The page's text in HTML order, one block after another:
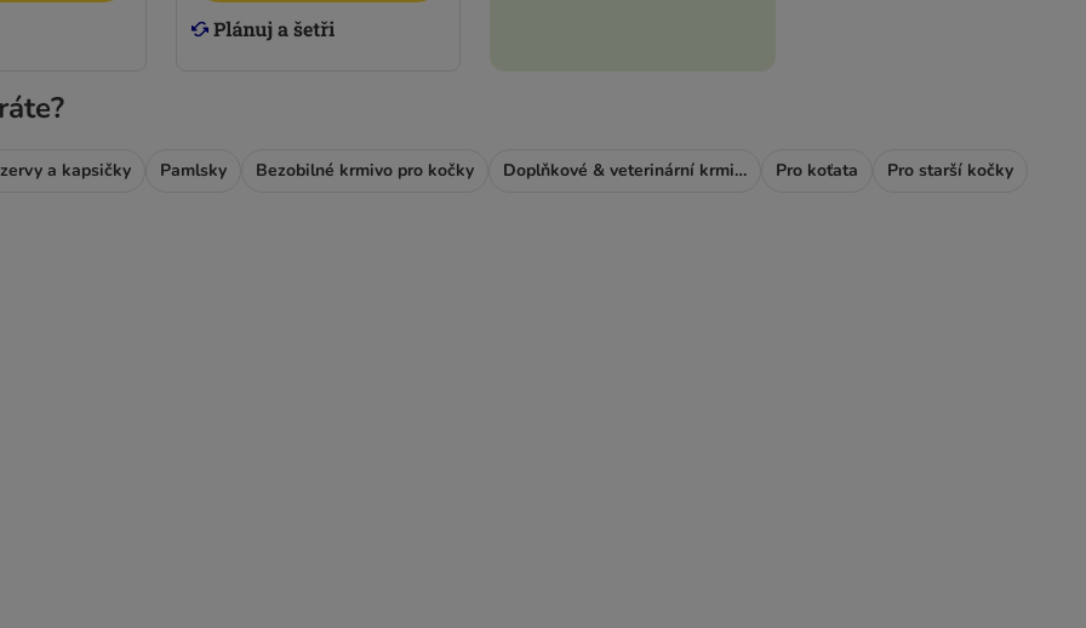
a kapsičky Pamlsky Bezobilné krmivo pro kočky Doplňkové & veterinární krmivo Pro koťata Pro starší kočky